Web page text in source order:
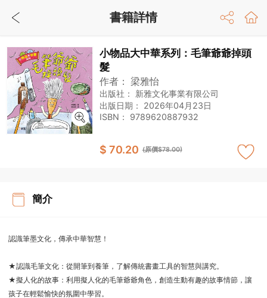
小物品大中華系列：毛筆爺爺掉頭
髮
作者： 梁雅怡
出版社： 新雅文化事業有限公司
出版日期： 2026年04月23日
ISBN： 9789620887932
$ 70.20 (原價$78.00)
簡介
認識筆墨文化，傳承中華智慧！
★認識毛筆文化：從開筆到養筆，了解傳統書畫工具的智慧與講究。
★擬人化的故事：利用擬人化的毛筆爺爺角色，創造生動有趣的故事情節，讓
孩子在輕鬆愉快的氛圍中學習。
書籍詳情